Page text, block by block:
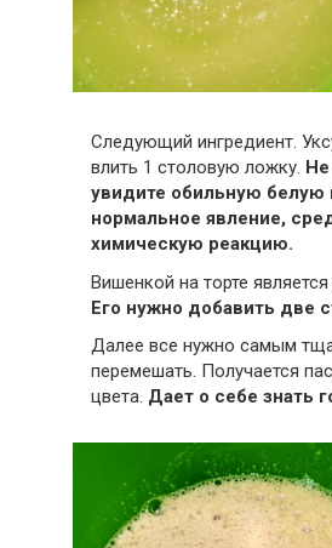
Следующий ингредиент.
влить 1 столовую ложку.
увидите обильную белую
нормальное явление,
химическую реакцию.
Вишенкой на торте
Его нужно добавить две
Далее все нужно самым
перемешать. Получается
цвета. Дает о себе знать